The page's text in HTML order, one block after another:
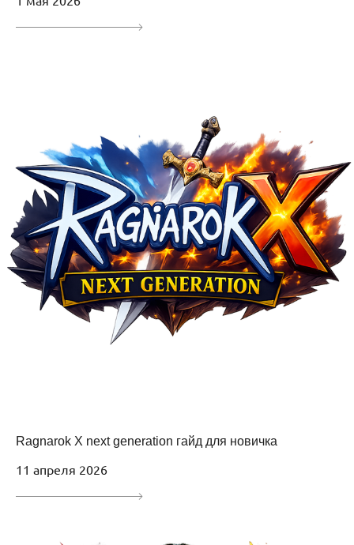
Ragnarok X next generation гайд для новичка
11 апреля 2026